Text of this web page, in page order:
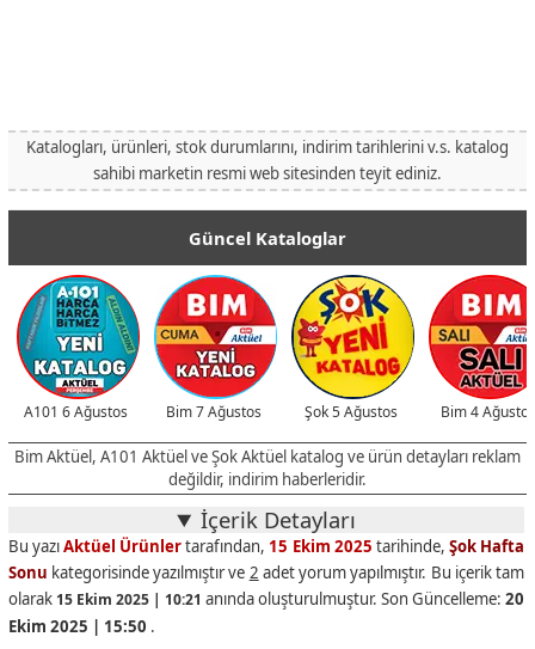
Katalogları, ürünleri, stok durumlarını, indirim tarihlerini v.s. katalog
sahibi marketin resmi web sitesinden teyit ediniz.
Güncel Kataloglar
A101 6 Ağustos Bim 7 Ağustos Şok 5 Ağustos Bim 4 Ağustos
Bim Aktüel, A101 Aktüel ve Şok Aktüel katalog ve ürün detayları reklam
değildir, indirim haberleridir.
İçerik Detayları
Bu yazıAktüel Ürünlertarafından, 15 Ekim 2025 tarihinde, Şok Hafta
Sonu kategorisinde yazılmıştır ve 2 adet yorum yapılmıştır. Bu içerik tam
olarak 15 Ekim 2025 | 10:21 anında oluşturulmuştur. Son Güncelleme:20
Ekim 2025 | 15:50 .